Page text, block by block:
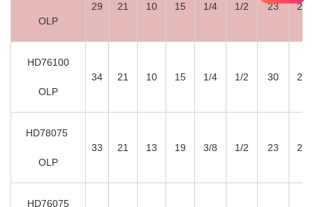
OLP
29 21 10 15 1/4 1/2 23 2
HD76100
OLP
34 21 10 15 1/4 1/2 30 2
HD78075
OLP
33 21 13 19 3/8 1/2 23 2
HD76075